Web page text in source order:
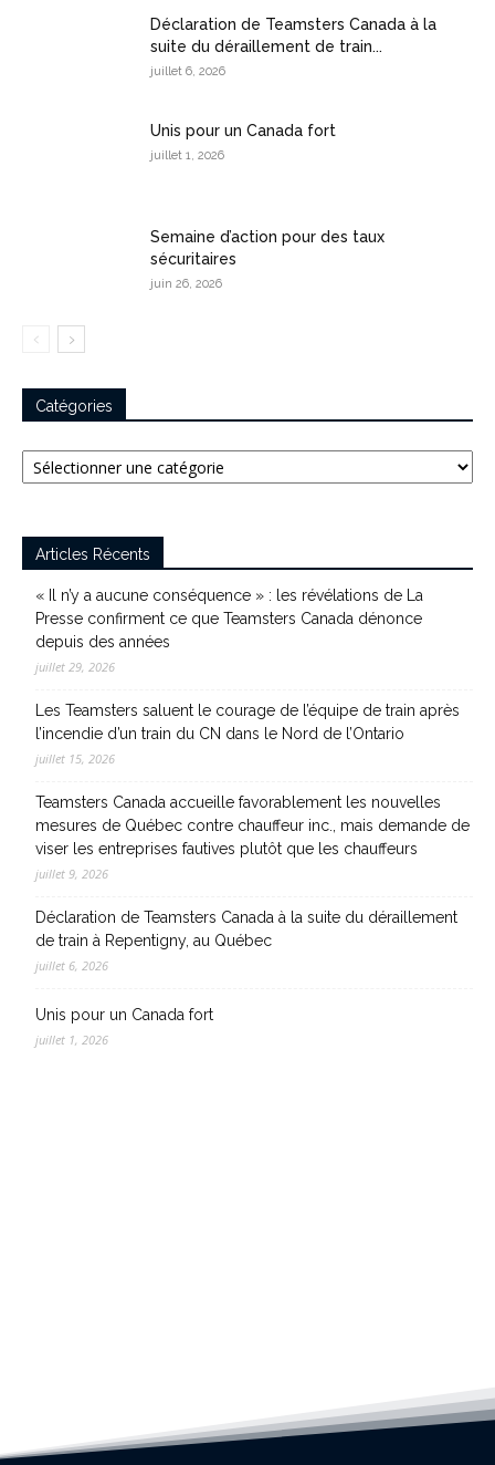
Déclaration de Teamsters Canada à la
suite du déraillement de train...
juillet 6, 2026
Unis pour un Canada fort
juillet 1, 2026
Semaine d’action pour des taux
sécuritaires
juin 26, 2026
Catégories
Catégories
Articles Récents
« Il n’y a aucune conséquence » : les révélations de La
Presse confirment ce que Teamsters Canada dénonce
depuis des années
juillet 29, 2026
Les Teamsters saluent le courage de l’équipe de train après
l’incendie d’un train du CN dans le Nord de l’Ontario
juillet 15, 2026
Teamsters Canada accueille favorablement les nouvelles
mesures de Québec contre chauffeur inc., mais demande de
viser les entreprises fautives plutôt que les chauffeurs
juillet 9, 2026
Déclaration de Teamsters Canada à la suite du déraillement
de train à Repentigny, au Québec
juillet 6, 2026
Unis pour un Canada fort
juillet 1, 2026